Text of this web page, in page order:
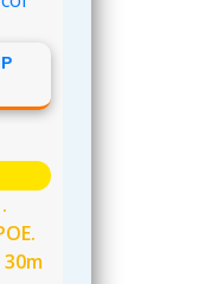
30m